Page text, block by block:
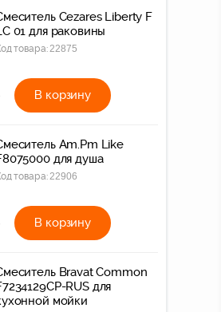
Cezares Liberty F
01 для раковины
товара:22875
В корзину
Am.Pm Like
для душа
товара:22906
В корзину
Bravat Common
RUS для
мойки